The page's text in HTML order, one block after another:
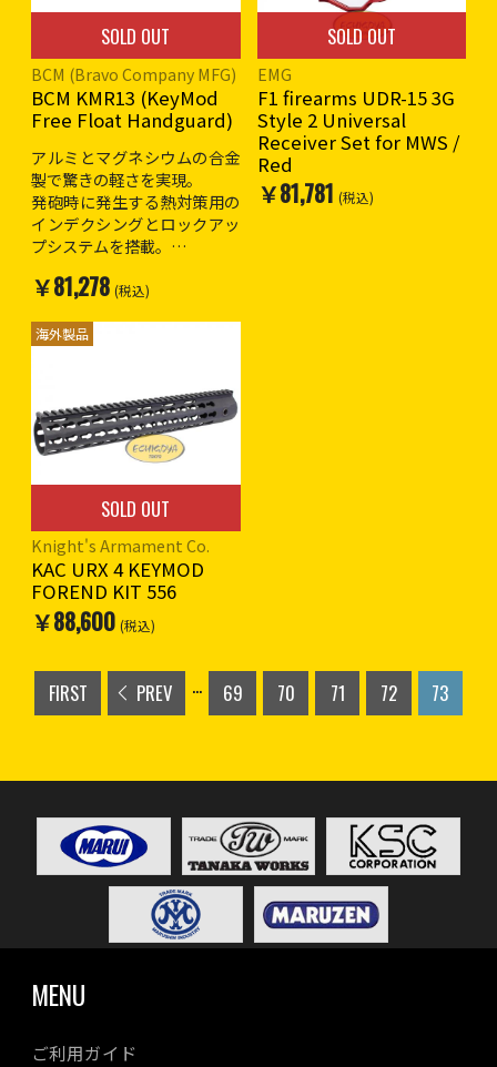
SOLD OUT
BCM (Bravo Company MFG)
BCM KMR13 (KeyMod
Free Float Handguard)
アルミとマグネシウムの合金
製で驚きの軽さを実現。
発砲時に発生する熱対策用の
インデクシングとロックアッ
プシステムを搭載。
ています。下、左右は
いるのでお好みの位置に追加
実銃用なのでシステマPTWや
各社ガスブローバックのM4対
応となります。(マルイ電動は
2インチ、3インチのポリマー
製追加レールが付属します。
￥81,278 (税込)
SOLD OUT
EMG
F1 firearms UDR-15 3G
Style 2 Universal
Receiver Set for MWS /
Red
￥81,781 (税込)
海外製品
SOLD OUT
Knight's Armament Co.
KAC URX 4 KEYMOD
FOREND KIT 556
￥88,600 (税込)
FIRST PREV ... 69 70 71 72 73
MENU
ご利用ガイド